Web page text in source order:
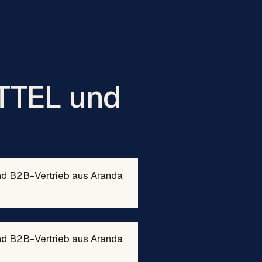
und
B2B-Vertrieb aus Aranda
B2B-Vertrieb aus Aranda